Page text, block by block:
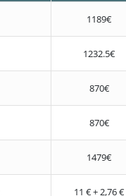
1189€
1232.5€
870€
870€
1479€
11 € + 2,76 €